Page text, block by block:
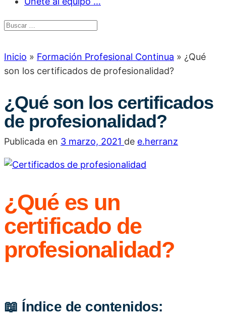
Inicio » Formación Profesional Continua » ¿Qué
son los certificados de profesionalidad?
¿Qué son los certificados
de profesionalidad?
Publicada en 3 marzo, 2021 de e.herranz
¿Qué es un
certificado de
profesionalidad?
📖 Índice de contenidos: